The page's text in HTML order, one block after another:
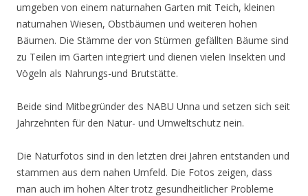
umgeben von einem naturnahen Garten mit Teich, kleinen
naturnahen Wiesen, Obstbäumen und weiteren hohen
Bäumen. Die Stämme der von Stürmen gefällten Bäume sind
zu Teilen im Garten integriert und dienen vielen Insekten und
Vögeln als Nahrungs-und Brutstätte.
Beide sind Mitbegründer des NABU Unna und setzen sich seit
Jahrzehnten für den Natur- und Umweltschutz nein.
Die Naturfotos sind in den letzten drei Jahren entstanden und
stammen aus dem nahen Umfeld. Die Fotos zeigen, dass
man auch im hohen Alter trotz gesundheitlicher Probleme